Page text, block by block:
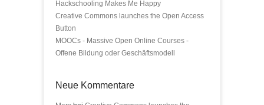
Hackschooling Makes Me Happy
Creative Commons launches the Open Access
Button
MOOCs - Massive Open Online Courses -
Offene Bildung oder Geschäftsmodell
Neue Kommentare